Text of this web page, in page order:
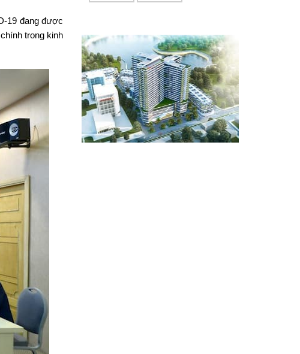
19 đang được
trong kinh